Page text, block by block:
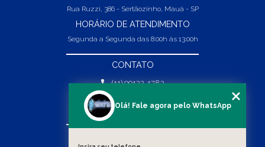
Rua Ruzzi, 386 - Sertãozinho, Mauá - SP
HORÁRIO DE ATENDIMENTO
Segunda a Segunda das 8:00h às 13:00h
CONTATO
(11) 99132-1783
(11) 99132-1783
vendas@abpaineiras.com.br
Olá! Fale agora pelo WhatsApp